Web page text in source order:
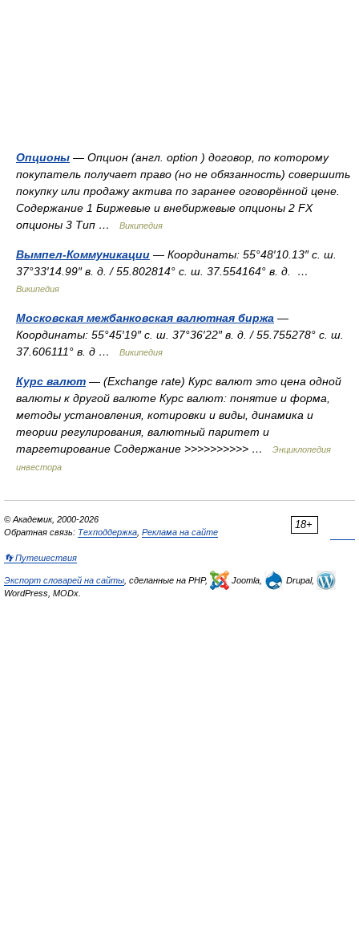
Опционы — Опцион (англ. option ) договор, по которому
покупатель получает право (но не обязанность) совершить
покупку или продажу актива по заранее оговорённой цене.
Содержание 1 Биржевые и внебиржевые опционы 2 FX
опционы 3 Тип …
Википедия
Вымпел-Коммуникации — Координаты: 55°48′10.13″ с. ш.
37°33′14.99″ в. д. / 55.802814° с. ш. 37.554164° в. д. …
Википедия
Московская межбанковская валютная биржа —
Координаты: 55°45′19″ с. ш. 37°36′22″ в. д. / 55.755278° с. ш.
37.606111° в. д …
Википедия
Курс валют — (Exchange rate) Курс валют это цена одной
валюты к другой валюте Курс валют: понятие и форма,
методы установления, котировки и виды, динамика и
теории регулирования, валютный паритет и
таргетирование Содержание >>>>>>>>>> …
Энциклопедия
инвестора
18+
© Академик, 2000-2026
Обратная связь: Техподдержка Реклама на сайте
👣 Путешествия
Экспорт словарей на сайты , сделанные на PHP, Joomla,
Drupal,
WordPress, MODx.